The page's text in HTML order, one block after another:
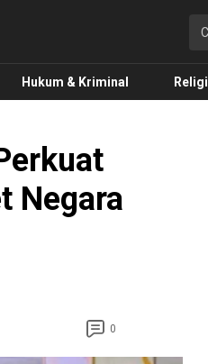
Hukum & Kriminal Religi
Negara
0